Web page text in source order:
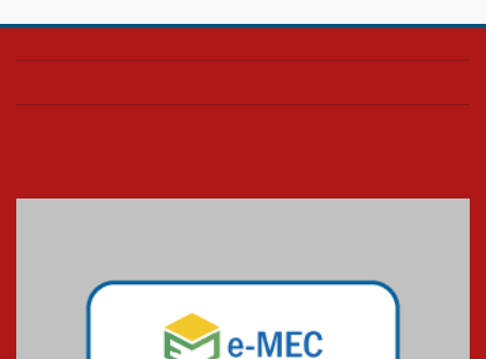
Confira como foi o culto mensal
Mackenzie mobiliza campanha
solidária para apoiar famílias em
Minas Gerais